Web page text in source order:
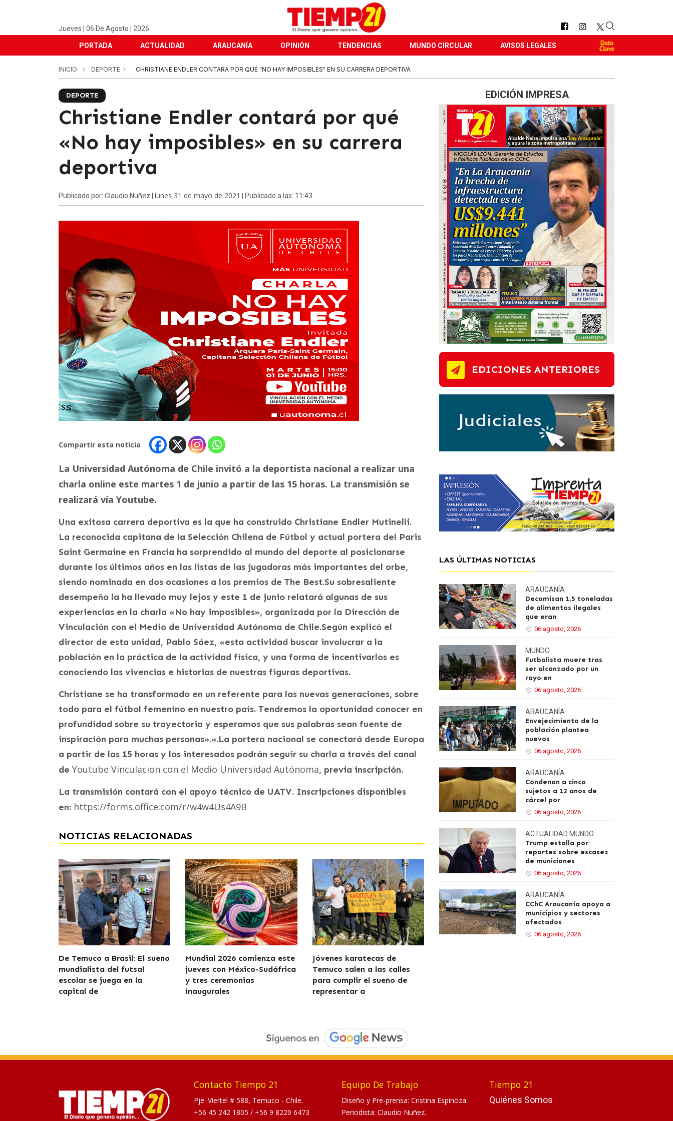
Jueves | 06 De Agosto | 2026
PORTADA ACTUALIDAD ARAUCANÍA OPINIÓN TENDENCIAS MUNDO CIRCULAR AVISOS LEGALES
INICIO DEPORTE CHRISTIANE ENDLER CONTARÁ POR QUÉ "NO HAY IMPOSIBLES" EN SU CARRERA DEPORTIVA
DEPORTE
Christiane Endler contará por qué
«No hay imposibles» en su carrera
deportiva
Publicado por: Claudio Nuñez | lunes 31 de mayo de 2021 | Publicado a las: 11:43
Compartir esta noticia
La Universidad Autónoma de Chile invitó a la deportista nacional a realizar una
charla online este martes 1 de junio a partir de las 15 horas. La transmisión se
realizará vía Youtube.
Una exitosa carrera deportiva es la que ha construido Christiane Endler Mutinelli.
La reconocida capitana de la Selección Chilena de Fútbol y actual portera del Paris
Saint Germaine en Francia ha sorprendido al mundo del deporte al posicionarse
durante los últimos años en las listas de las jugadoras más importantes del orbe,
siendo nominada en dos ocasiones a los premios de The Best.Su sobresaliente
desempeño la ha llevado muy lejos y este 1 de junio relatará algunas de sus
experiencias en la charla «No hay imposibles», organizada por la Dirección de
Vinculación con el Medio de Universidad Autónoma de Chile.Según explicó el
director de esta unidad, Pablo Sáez, «esta actividad buscar involucrar a la
población en la práctica de la actividad física, y una forma de incentivarlos es
conociendo las vivencias e historias de nuestras figuras deportivas.
Christiane se ha transformado en un referente para las nuevas generaciones, sobre
todo para el fútbol femenino en nuestro país. Tendremos la oportunidad conocer en
profundidad sobre su trayectoria y esperamos que sus palabras sean fuente de
inspiración para muchas personas».».La portera nacional se conectará desde Europa
a partir de las 15 horas y los interesados podrán seguir su charla a través del canal
de Youtube Vinculacion con el Medio Universidad Autónoma, previa inscripción.
La transmisión contará con el apoyo técnico de UATV. Inscripciones disponibles
en: https://forms.office.com/r/w4w4Us4A9B
NOTICIAS RELACIONADAS
De Temuco a Brasil: El sueño
mundialista del futsal
escolar se juega en la
capital de
Mundial 2026 comienza este
jueves con México-Sudáfrica
y tres ceremonias
inaugurales
Jóvenes karatecas de
Temuco salen a las calles
para cumplir el sueño de
representar a
EDICIÓN IMPRESA
EDICIONES ANTERIORES
LAS ÚLTIMAS NOTICIAS
ARAUCANÍA
Decomisan 1,5 toneladas
de alimentos ilegales
que eran
06 agosto, 2026
MUNDO
Futbolista muere tras
ser alcanzado por un
rayo en
06 agosto, 2026
ARAUCANÍA
Envejecimiento de la
población plantea
nuevos
06 agosto, 2026
ARAUCANÍA
Condenan a cinco
sujetos a 12 años de
cárcel por
06 agosto, 2026
ACTUALIDAD MUNDO
Trump estalla por
reportes sobre escasez
de municiones
06 agosto, 2026
ARAUCANÍA
CChC Araucanía apoya a
municipios y sectores
afectados
06 agosto, 2026
Contacto Tiempo 21
Pje. Viertel # 588, Temuco - Chile.
+56 45 242 1805 / +56 9 8220 6473
Equipo De Trabajo
Diseño y Pre-prensa: Cristina Espinoza.
Periodista: Claudio Nuñez.
Tiempo 21
Quiénes Somos